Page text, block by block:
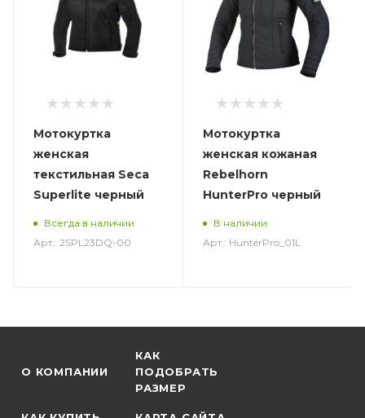
Мотокуртка
женская
текстильная Seca
Superlite черный
Всегда в наличии
Арт.: 2SPL23DQ-00
Мотокуртка
женская кожаная
Rebelhorn
HunterPro черный
В наличии
Арт.: HunterPro_01L
О КОМПАНИИ
КАК
ПОДОБРАТЬ
РАЗМЕР